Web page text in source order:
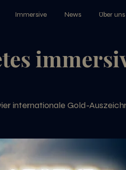
Immersive News Über uns
internationale Gold-